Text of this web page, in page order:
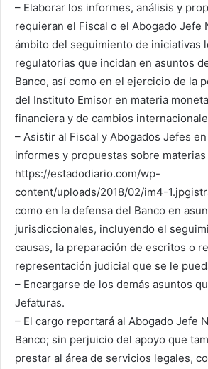
– Elaborar los informes, análisis y
requieran el Fiscal o el Abogado Jefe
ámbito del seguimiento de iniciativas
regulatorias que incidan en asuntos
Banco, así como en el ejercicio de la
del Instituto Emisor en materia
financiera y de cambios
– Asistir al Fiscal y Abogados Jefes
informes y propuestas sobre
https://estadodiario.com/wp-
content/uploads/2018/02/im4-
como en la defensa del Banco en
jurisdiccionales, incluyendo el
causas, la preparación de escritos o
representación judicial que se le
– Encargarse de los demás asuntos
Jefaturas.
– El cargo reportará al Abogado Jefe
Banco; sin perjuicio del apoyo que
prestar al área de servicios legales,